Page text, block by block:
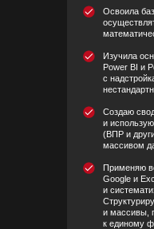
Освоила
Применяю
Google и
и
и массивы,
к единому
Изучила
Power BI и
с
Создаю
и
(ВПР и
массивом